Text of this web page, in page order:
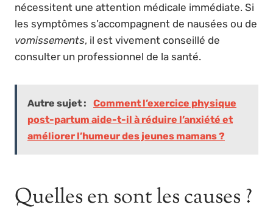
nécessitent une attention médicale immédiate. Si
les symptômes s’accompagnent de nausées ou de
vomissements, il est vivement conseillé de
consulter un professionnel de la santé.
Autre sujet :
Comment l’exercice physique
post-partum aide-t-il à réduire l’anxiété et
améliorer l’humeur des jeunes mamans ?
Quelles en sont les causes ?